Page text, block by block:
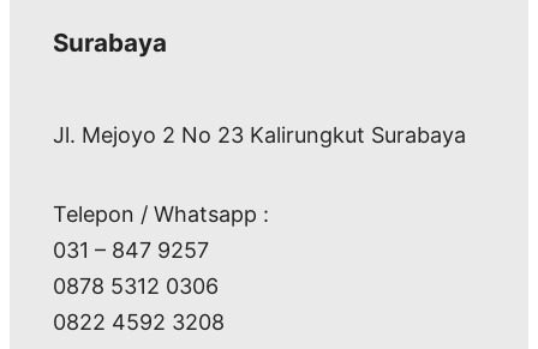
Surabaya
Jl. Mejoyo 2 No 23 Kalirungkut Surabaya
Telepon / Whatsapp :
031 – 847 9257
0878 5312 0306
0822 4592 3208